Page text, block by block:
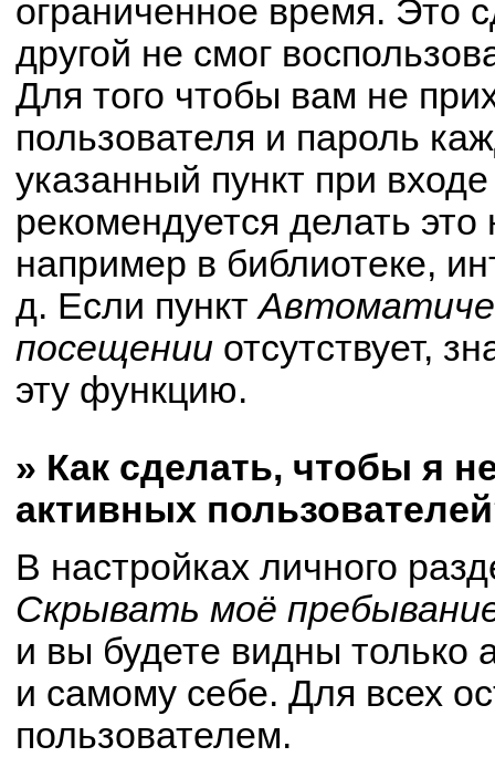
ограниченное время. Это
другой не смог
Для того чтобы вам не
пользователя и пароль
указанный пункт при
рекомендуется делать
например в библиотеке,
д. Если пункт
посещении отсутствует,
эту функцию.
» Как сделать, чтобы я
активных
В настройках личного
Скрывать моё
и вы будете видны только
и самому себе. Для всех
пользователем.